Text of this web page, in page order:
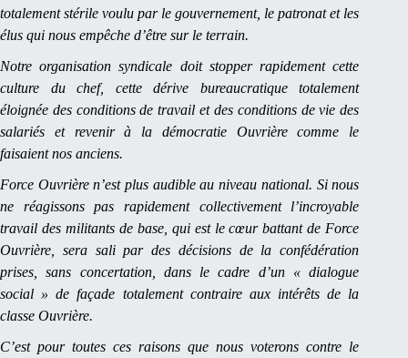
totalement stérile voulu par le gouvernement, le patronat et les
élus qui nous empêche d’être sur le terrain.
Notre organisation syndicale doit stopper rapidement cette
culture du chef, cette dérive bureaucratique totalement
éloignée des conditions de travail et des conditions de vie des
salariés et revenir à la démocratie Ouvrière comme le
faisaient nos anciens.
Force Ouvrière n’est plus audible au niveau national. Si nous
ne réagissons pas rapidement collectivement l’incroyable
travail des militants de base, qui est le cœur battant de Force
Ouvrière, sera sali par des décisions de la confédération
prises, sans concertation, dans le cadre d’un « dialogue
social » de façade totalement contraire aux intérêts de la
classe Ouvrière.
C’est pour toutes ces raisons que nous voterons contre le